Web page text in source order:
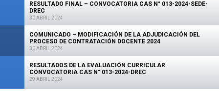
RESULTADO FINAL – CONVOCATORIA CAS N° 013-2024-SEDE-
DREC
30 ABRIL 2024
COMUNICADO – MODIFICACIÓN DE LA ADJUDICACIÓN DEL
PROCESO DE CONTRATACIÓN DOCENTE 2024
30 ABRIL 2024
RESULTADOS DE LA EVALUACIÓN CURRICULAR
CONVOCATORIA CAS N° 013-2024-DREC
29 ABRIL 2024